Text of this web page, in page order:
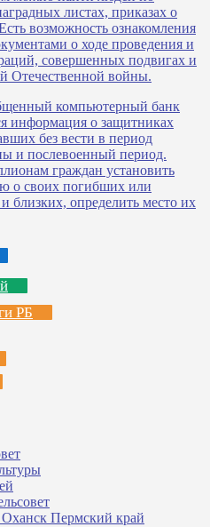
РБ
Оханск Пермский край